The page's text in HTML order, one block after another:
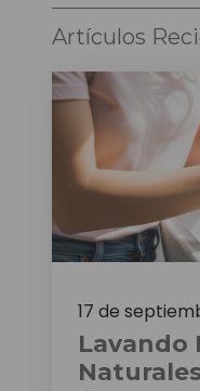
Artículos
17 de
Lavando